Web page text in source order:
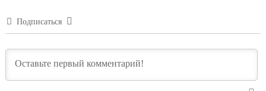
Подписаться